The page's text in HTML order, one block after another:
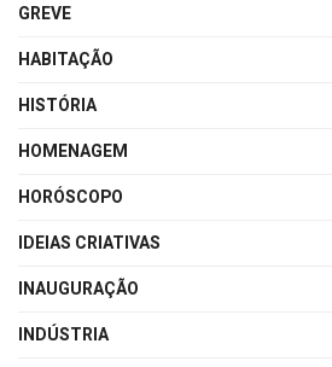
GREVE
HABITAÇÃO
HISTÓRIA
HOMENAGEM
HORÓSCOPO
IDEIAS CRIATIVAS
INAUGURAÇÃO
INDÚSTRIA